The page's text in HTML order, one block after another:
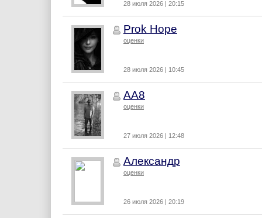
28 июля 2026 | 20:15
Prok Hope
оценки
28 июля 2026 | 10:45
AA8
оценки
27 июля 2026 | 12:48
Александр
оценки
26 июля 2026 | 20:19